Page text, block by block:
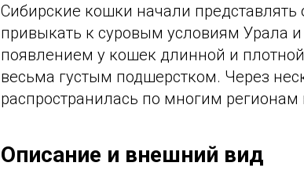
Сибирские кошки начали
привыкать к суровым условиям Урала
появлением у кошек длинной и
весьма густым подшерстком. Через
распространилась по многим
Описание и внешний вид